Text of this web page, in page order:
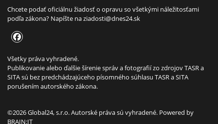
Chcete podať oficiálnu žiadosť o opravu so všetkými náležitosťami
podľa zákona? Napíšte naziadosti@dnes24.sk
Všetky práva vyhradené.
Publikovanie alebo ďalšie šírenie správ a fotografií zo zdrojov TASR a
SITA sú bez predchádzajúceho písomného súhlasu TASR a SITA
porušením autorského zákona.
©2026 Global24, s.r.o. Autorské práva sú vyhradené. Powered by
BRAIN:IT